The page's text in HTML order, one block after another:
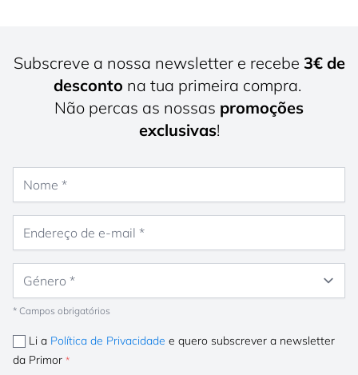
Subscreve a nossa newsletter e recebe 3€ de
desconto na tua primeira compra.
Não percas as nossas promoções
exclusivas!
* Campos obrigatórios
Li a Política de Privacidade e quero subscrever a newsletter
da Primor